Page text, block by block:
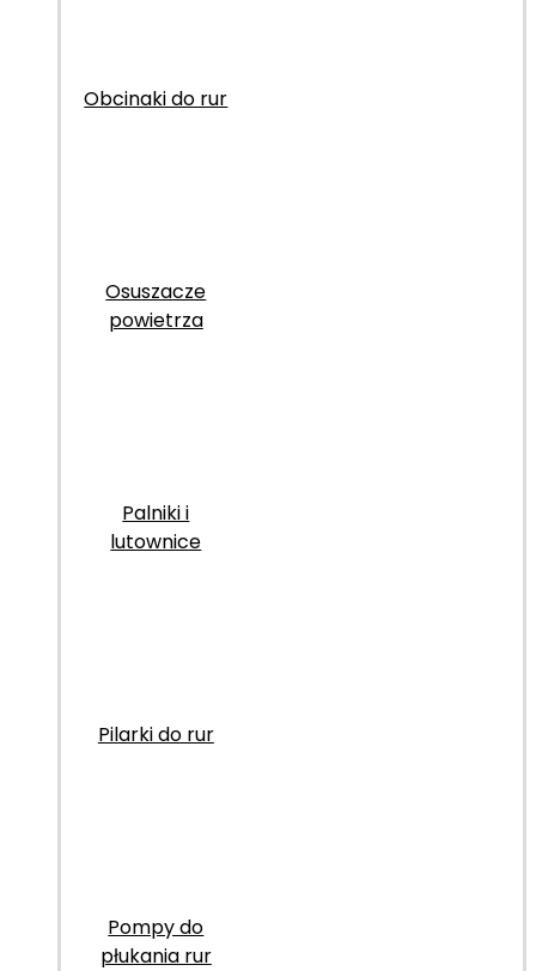
Obcinaki do rur
Osuszacze
powietrza
Palniki i
lutownice
Pilarki do rur
Pompy do
płukania rur